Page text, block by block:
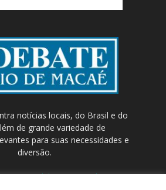
notícias locais, do Brasil e do
de grande variedade de
para suas necessidades e
diversão.
/